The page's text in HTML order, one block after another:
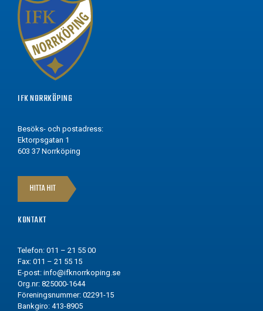
IFK NORRKÖPING
Besöks- och postadress:
Ektorpsgatan 1
603 37 Norrköping
HITTA HIT
KONTAKT
Telefon: 011 – 21 55 00
Fax: 011 – 21 55 15
E-post: info@ifknorrkoping.se
Org.nr: 825000-1644
Föreningsnummer: 02291-15
Bankgiro: 413-8905